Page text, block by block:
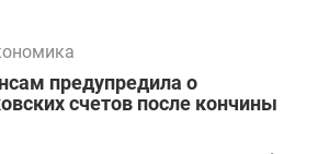
предупредила о
счетов после кончины